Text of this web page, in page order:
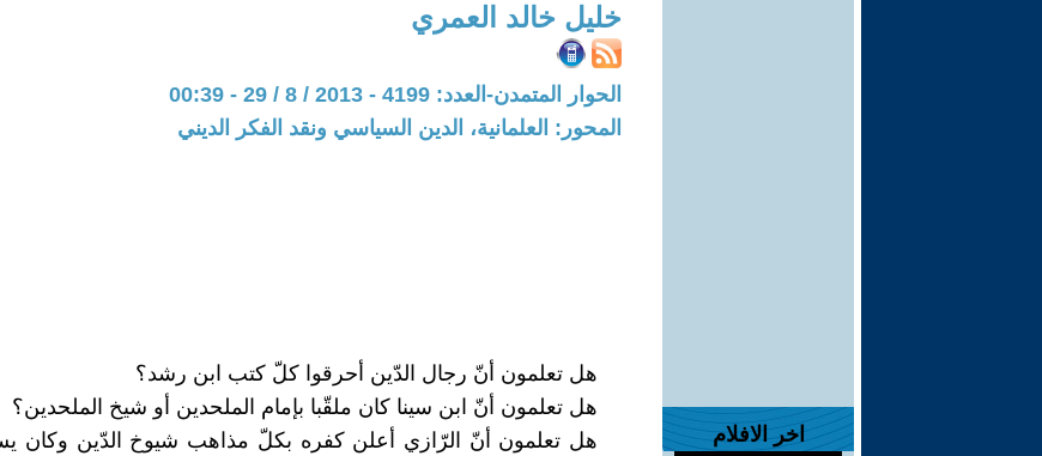
اخر الافلام
خليل خالد العمري
الحوار المتمدن-العدد: 4199 - 2013 / 8 / 29 - 00:39
المحور: العلمانية، الدين السياسي ونقد الفكر الديني
هل تعلمون أنّ رجال الدّين أحرقوا كلّ كتب ابن رشد؟
هل تعلمون أنّ ابن سينا كان ملقّبا بإمام الملحدين أو شيخ الملحدين؟
هل تعلمون أنّ الرّازي أعلن كفره بكلّ مذاهب شيوخ الدّين وكان